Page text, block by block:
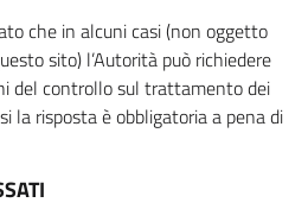
che in alcuni casi (non oggetto
sito) l’Autorità può richiedere
del controllo sul trattamento dei
la risposta è obbligatoria a pena di